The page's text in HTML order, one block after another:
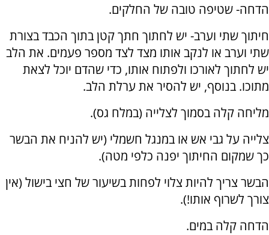
הדחה- שטיפה טובה של החלקים.
חיתוך שתי וערב- יש לחתוך חתך קטן בתוך הכבד בצורת
שתי וערב או לנקב אותו מצד לצד מספר פעמים. את הלב
יש לחתוך לאורכו ולפתוח אותו, כדי שהדם יוכל לצאת
מתוכו. בנוסף, יש להסיר את ערלת הלב.
מליחה קלה בסמוך לצלייה (במלח גס).
צלייה על גבי אש או במנגל חשמלי (יש להניח את הבשר
כך שמקום החיתוך יפנה כלפי מטה).
הבשר צריך להיות צלוי לפחות בשיעור של חצי בישול (אין
צורך לשרוף אותו!).
הדחה קלה במים.